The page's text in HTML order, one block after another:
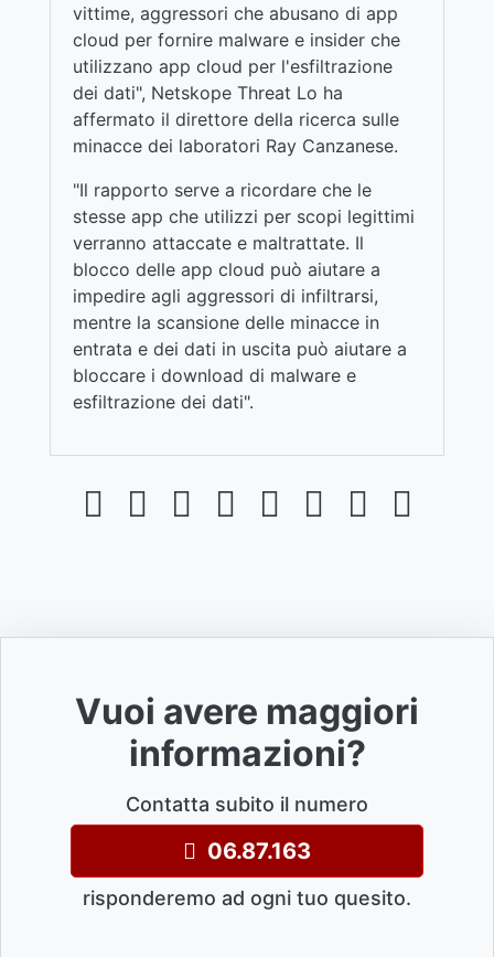
vittime, aggressori che abusano di app
cloud per fornire malware e insider che
utilizzano app cloud per l'esfiltrazione
dei dati", Netskope Threat Lo ha
affermato il direttore della ricerca sulle
minacce dei laboratori Ray Canzanese.
"Il rapporto serve a ricordare che le
stesse app che utilizzi per scopi legittimi
verranno attaccate e maltrattate. Il
blocco delle app cloud può aiutare a
impedire agli aggressori di infiltrarsi,
mentre la scansione delle minacce in
entrata e dei dati in uscita può aiutare a
bloccare i download di malware e
esfiltrazione dei dati".
Vuoi avere maggiori
informazioni?
Contatta subito il numero
06.87.163
risponderemo ad ogni tuo quesito.